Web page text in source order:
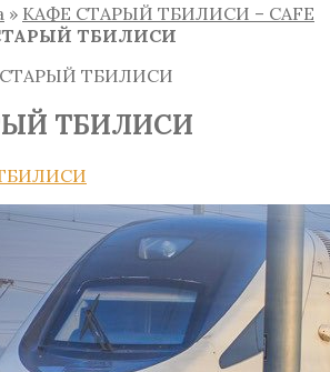
» КАФЕ СТАРЫЙ ТБИЛИСИ – CAFE
ТБИЛИСИ
ТБИЛИСИ
ТБИЛИСИ